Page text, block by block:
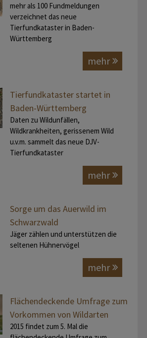
mehr als 100 Fundmeldungen
verzeichnet das neue
Tierfundkataster in Baden-
Württemberg
mehr
Tierfundkataster startet in
Baden-Württemberg
Daten zu Wildunfällen,
Wildkrankheiten, gerissenem Wild
u.v.m. sammelt das neue DJV-
Tierfundkataster
mehr
Sorge um das Auerwild im
Schwarzwald
Jäger zählen und unterstützen die
seltenen Hühnervögel
mehr
Flächendeckende Umfrage zum
Vorkommen von Wildarten
2015 findet zum 5. Mal die